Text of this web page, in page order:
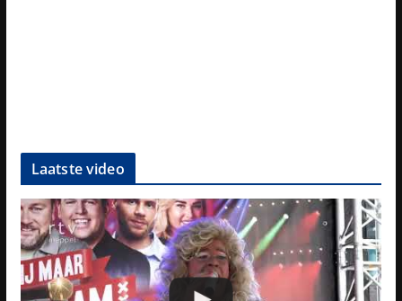
Laatste video